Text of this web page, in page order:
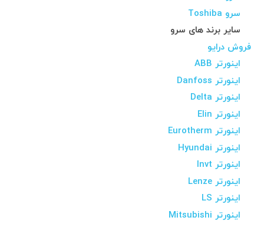
سرو Toshiba
سایر برند های سرو
فروش درایو
اینورتر ABB
اینورتر Danfoss
اینورتر Delta
اینورتر Elin
اینورتر Eurotherm
اینورتر Hyundai
اینورتر Invt
اینورتر Lenze
اینورتر LS
اینورتر Mitsubishi